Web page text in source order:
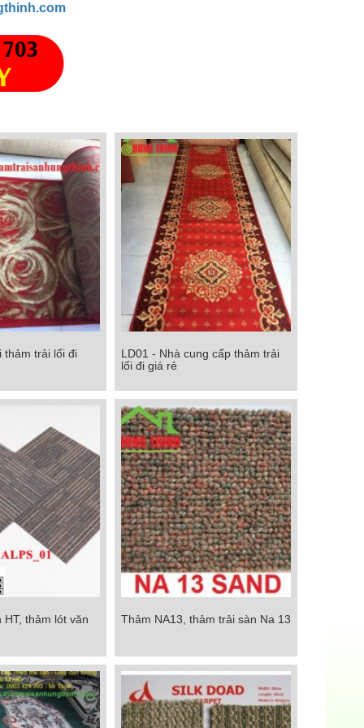
thảm trải lối đi
thảm trải lối đi
LD01 - Nhà cung cấp thảm trải lối
Chi tiết
LD01 - Nhà cung cấp thảm trải
lối đi giá rẻ
thảm lót văn
thảm lót văn
Thảm NA13, thảm trải sàn Na 13
Thảm NA13, thảm trải sàn Na 13